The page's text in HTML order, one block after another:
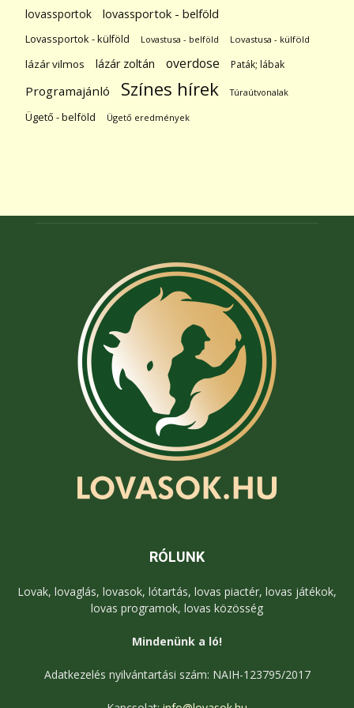
lovassportok lovassportok - belföld
Lovassportok - külföld Lovastusa - belföld Lovastusa - külföld
lázár vilmos lázár zoltán overdose Paták; lábak
Programajánló Színes hírek Túraútvonalak
Ügető - belföld Ügető eredmények
RÓLUNK
Lovak, lovaglás, lovasok, lótartás, lovas piactér, lovas játékok,
lovas programok, lovas közösség
Mindenünk a ló!
Adatkezelés nyilvántartási szám: NAIH-123795/2017